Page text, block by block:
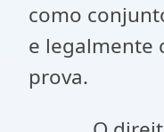
como
e legalmente
prova.